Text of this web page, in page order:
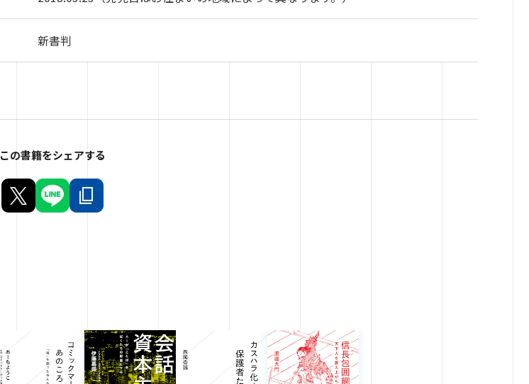
新書判
この書籍をシェアする